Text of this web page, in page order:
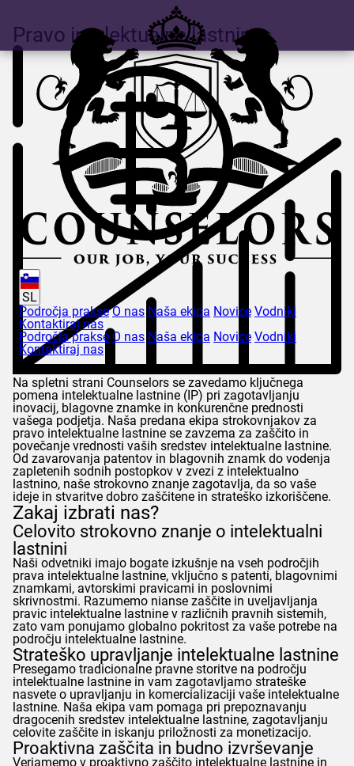
SL
Področja prakse O nas Naša ekipa Novice Vodniki
Kontaktiraj nas
Področja prakse O nas Naša ekipa Novice Vodniki
Kontaktiraj nas
Pravo intelektualne lastnine
Na spletni strani Counselors se zavedamo ključnega
pomena intelektualne lastnine (IP) pri zagotavljanju
inovacij, blagovne znamke in konkurenčne prednosti
vašega podjetja. Naša predana ekipa strokovnjakov za
pravo intelektualne lastnine se zavzema za zaščito in
povečanje vrednosti vaših sredstev intelektualne lastnine.
Od zavarovanja patentov in blagovnih znamk do vodenja
zapletenih sodnih postopkov v zvezi z intelektualno
lastnino, naše strokovno znanje zagotavlja, da so vaše
ideje in stvaritve dobro zaščitene in strateško izkoriščene.
Zakaj izbrati nas?
Celovito strokovno znanje o intelektualni
lastnini
Naši odvetniki imajo bogate izkušnje na vseh področjih
prava intelektualne lastnine, vključno s patenti, blagovnimi
znamkami, avtorskimi pravicami in poslovnimi
skrivnostmi. Razumemo nianse zaščite in uveljavljanja
pravic intelektualne lastnine v različnih pravnih sistemih,
zato vam ponujamo globalno pokritost za vaše potrebe na
področju intelektualne lastnine.
Strateško upravljanje intelektualne lastnine
Presegamo tradicionalne pravne storitve na področju
intelektualne lastnine in vam zagotavljamo strateške
nasvete o upravljanju in komercializaciji vaše intelektualne
lastnine. Naša ekipa vam pomaga pri prepoznavanju
dragocenih sredstev intelektualne lastnine, zagotavljanju
celovite zaščite in iskanju priložnosti za monetizacijo.
Proaktivna zaščita in budno izvrševanje
Verjamemo v proaktivno zaščito intelektualne lastnine in